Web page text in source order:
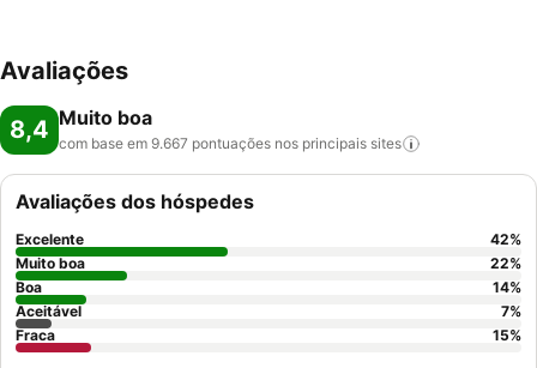
Avaliações
8,4 Muito boa
com base em 9.667 pontuações nos principais sites
Avaliações dos hóspedes
Excelente 42%
Muito boa
22%
Boa
14%
Aceitável
7%
Fraca
15%